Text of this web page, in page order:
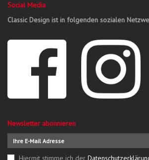
Social Media
Classic Design ist in folgenden sozialen
Newsletter abonnieren
Hiermit stimme ich der